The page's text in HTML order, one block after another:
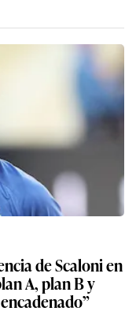
de Scaloni en
A, plan B y